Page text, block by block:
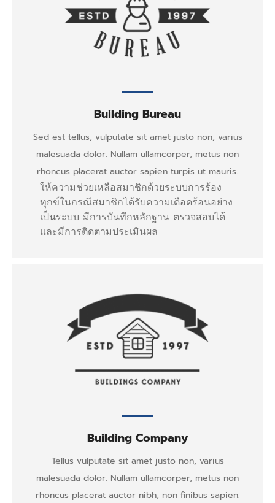
Building Bureau
Sed est tellus, vulputate sit amet justo non, varius
malesuada dolor. Nullam ullamcorper, metus non
rhoncus placerat auctor sapien turpis ut mauris.
ให้ความช่วยเหลือสมาชิกด้วยระบบการร้อง
ทุกข์ในกรณีสมาชิกได้รับความเดือดร้อนอย่าง
เป็นระบบ มีการบันทึกหลักฐาน ตรวจสอบได้
และมีการติดตามประเมินผล
Building Company
Tellus vulputate sit amet justo non, varius
malesuada dolor. Nullam ullamcorper, metus non
rhoncus placerat auctor nibh, non finibus sapien.